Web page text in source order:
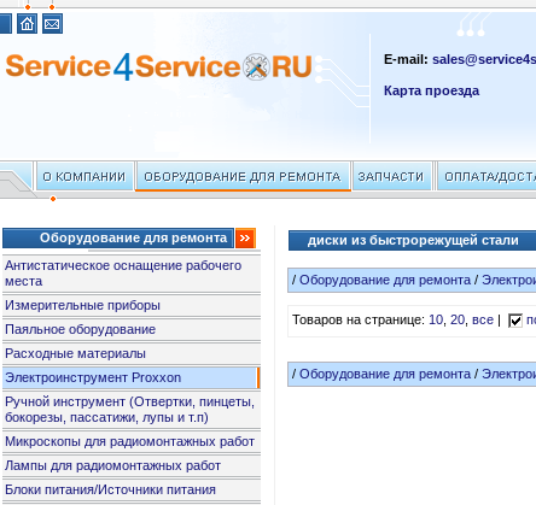
E-mail:
Карта проезда
Оборудование для ремонта
Антистатическое оснащение рабочего
места
Измерительные приборы
Паяльное оборудование
Расходные материалы
Электроинструмент Proxxon
Ручной инструмент (Отвертки, пинцеты,
бокорезы, пассатижи, лупы и т.п)
Микроскопы для радиомонтажных работ
Лампы для радиомонтажных работ
Блоки питания/Источники питания
диски из быстрорежущей стали
/Оборудование для ремонта /
Товаров на странице:10,20,все
/Оборудование для ремонта /